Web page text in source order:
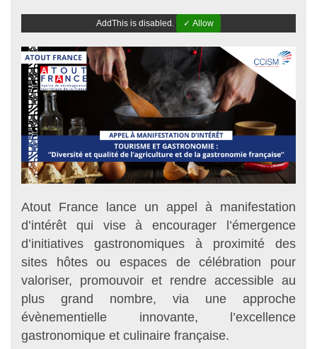
AddThis is disabled. ✓ Allow
Atout France lance un appel à manifestation
d’intérêt qui vise à encourager l’émergence
d’initiatives gastronomiques à proximité des
sites hôtes ou espaces de célébration pour
valoriser, promouvoir et rendre accessible au
plus grand nombre, via une approche
évènementielle innovante, l’excellence
gastronomique et culinaire française.